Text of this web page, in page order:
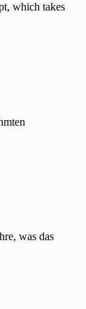
which takes
was das